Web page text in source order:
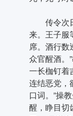
传令次日
来。王子服
席。酒行数
众官醒酒。
一长枷钉着
连结恶党，
口词。”操
醒，睁目切